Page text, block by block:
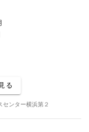
る
ンター横浜第２